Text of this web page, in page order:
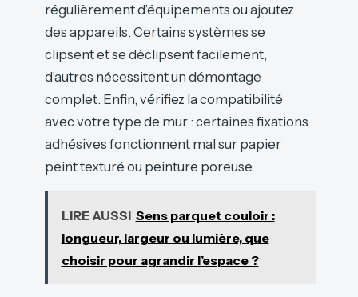
régulièrement d’équipements ou ajoutez
des appareils. Certains systèmes se
clipsent et se déclipsent facilement,
d’autres nécessitent un démontage
complet. Enfin, vérifiez la compatibilité
avec votre type de mur : certaines fixations
adhésives fonctionnent mal sur papier
peint texturé ou peinture poreuse.
LIRE AUSSI Sens parquet couloir :
longueur, largeur ou lumière, que
choisir pour agrandir l’espace ?